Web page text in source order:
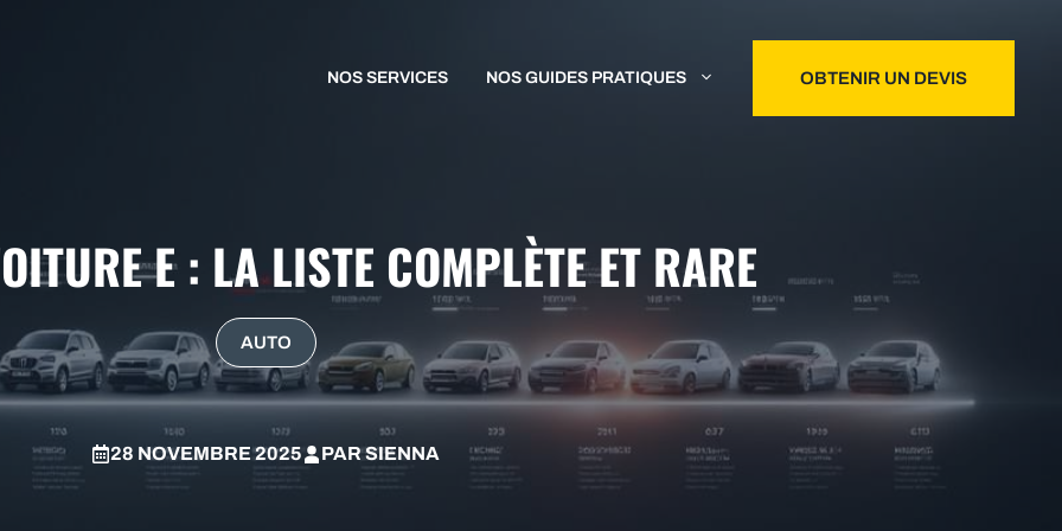
NOS SERVICES NOS GUIDES PRATIQUES OBTENIR UN DEVIS
E : LA LISTE COMPLÈTE ET RARE
AUTO
28 NOVEMBRE 2025 PARSIENNA